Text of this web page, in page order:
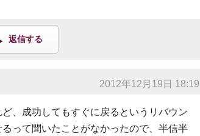
返信する
2012年12月19日 18:19
、成功してもすぐに戻るというリバウン
って聞いたことがなかったので、半信半